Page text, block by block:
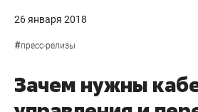
26 января 2018
#пресс-релизы
Зачем нужны